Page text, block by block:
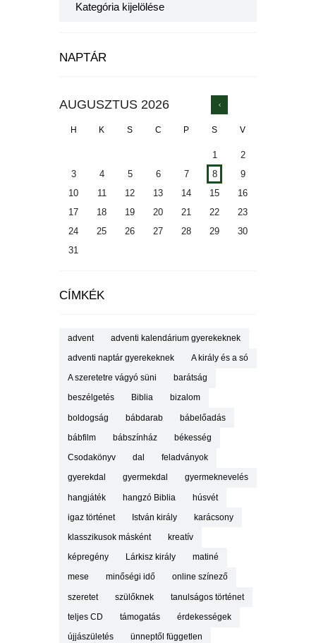
NAPTÁR
AUGUSZTUS 2026
H K S C P S V
1
2
3
4 5 6 7 8
9
10
11 12 13 14 15
16
17
18 19 20 21 22
23
24
25 26 27 28 29
30
31
CÍMKÉK
advent adventi kalendárium gyerekeknek
adventi naptár gyerekeknek A király és a só
A szeretetre vágyó süni barátság
beszélgetés Biblia bizalom
boldogság bábdarab bábelőadás
bábfilm bábszínház békesség
Csodakönyv dal feladványok
gyerekdal gyermekdal gyermeknevelés
hangjáték hangzó Biblia húsvét
igaz történet István király karácsony
klasszikusok másként kreatív
képregény Lárkisz király matiné
mese minőségi idő online színező
szeretet szülőknek tanulságos történet
teljes CD támogatás érdekességek
újjászületés ünneptől független